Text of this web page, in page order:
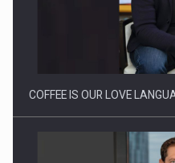
Webinar - Business
Investitii Digitalizare
COFFEE IS OUR LOVE